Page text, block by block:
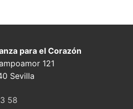
para el Corazón
121
Sevilla
58